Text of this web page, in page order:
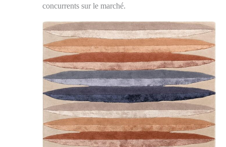
concurrents sur le marché.